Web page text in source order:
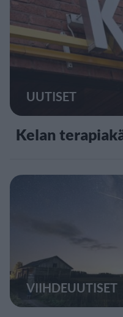
UUTISET
Kelan
VIIHDEUUTISET